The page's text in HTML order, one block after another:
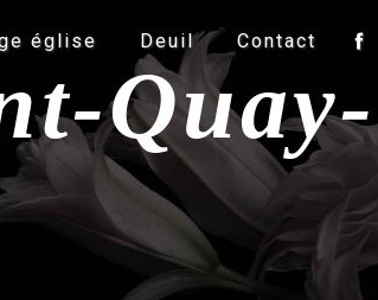
église Deuil Contact
Quay-